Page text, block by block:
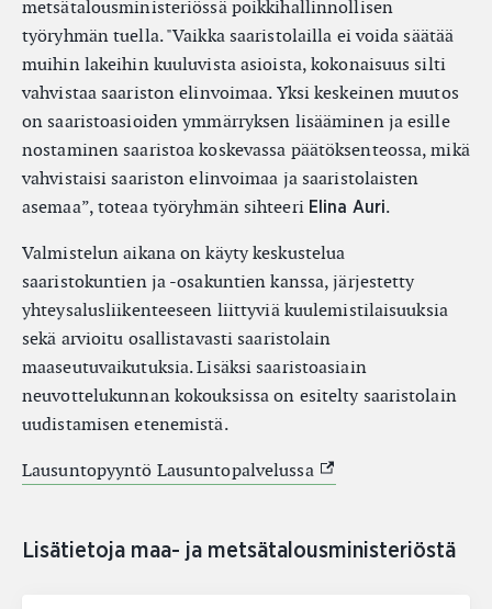
metsätalousministeriössä poikkihallinnollisen
työryhmän tuella. "Vaikka saaristolailla ei voida säätää
muihin lakeihin kuuluvista asioista, kokonaisuus silti
vahvistaa saariston elinvoimaa. Yksi keskeinen muutos
on saaristoasioiden ymmärryksen lisääminen ja esille
nostaminen saaristoa koskevassa päätöksenteossa, mikä
vahvistaisi saariston elinvoimaa ja saaristolaisten
asemaa”, toteaa työryhmän sihteeri Elina Auri.
Valmistelun aikana on käyty keskustelua
saaristokuntien ja -osakuntien kanssa, järjestetty
yhteysalusliikenteeseen liittyviä kuulemistilaisuuksia
sekä arvioitu osallistavasti saaristolain
maaseutuvaikutuksia. Lisäksi saaristoasiain
neuvottelukunnan kokouksissa on esitelty saaristolain
uudistamisen etenemistä.
Lausuntopyyntö Lausuntopalvelussa (Ulkoinen linkki)
Lisätietoja maa- ja metsätalousministeriöstä